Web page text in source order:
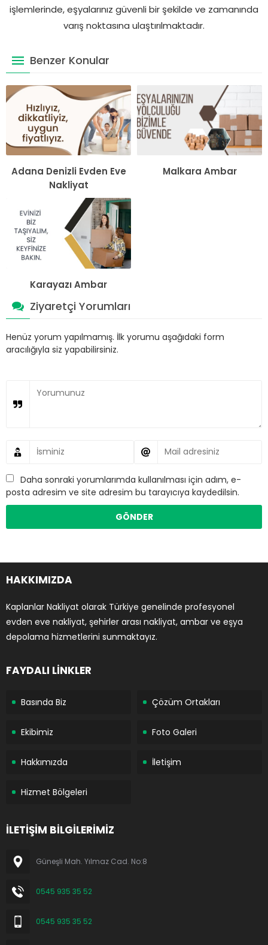
işlemlerinde, eşyalarınız güvenli bir şekilde ve zamanında
varış noktasına ulaştırılmaktadır.
Benzer Konular
Adana Denizli Evden Eve
Nakliyat
Malkara Ambar
Karayazı Ambar
Ziyaretçi Yorumları
Henüz yorum yapılmamış. İlk yorumu aşağıdaki form
aracılığıyla siz yapabilirsiniz.
Daha sonraki yorumlarımda kullanılması için adım, e-
posta adresim ve site adresim bu tarayıcıya kaydedilsin.
HAKKIMIZDA
Kaplanlar Nakliyat olarak Türkiye genelinde profesyonel
evden eve nakliyat, şehirler arası nakliyat, ambar ve eşya
depolama hizmetlerini sunmaktayız.
FAYDALI LİNKLER
Basında Biz Çözüm Ortakları
Ekibimiz Foto Galeri
Hakkımızda İletişim
Hizmet Bölgeleri
İLETİŞİM BİLGİLERİMİZ
Güneşli Mah. Yılmaz Cad. No:8
0545 935 35 52
0545 935 35 52